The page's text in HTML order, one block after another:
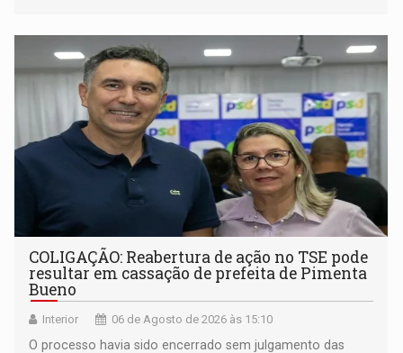
COLIGAÇÃO: Reabertura de ação no TSE pode
resultar em cassação de prefeita de Pimenta
Bueno
Interior 06 de Agosto de 2026 às 15:10
O processo havia sido encerrado sem julgamento das